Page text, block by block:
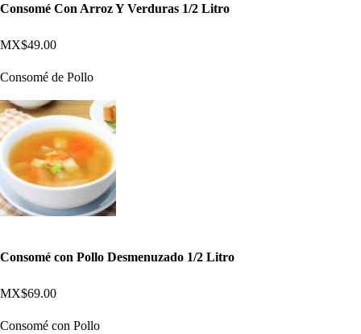
Consomé Con Arroz Y Verduras 1/2 Litro
MX$49.00
Consomé de Pollo
Consomé con Pollo Desmenuzado 1/2 Litro
MX$69.00
Consomé con Pollo